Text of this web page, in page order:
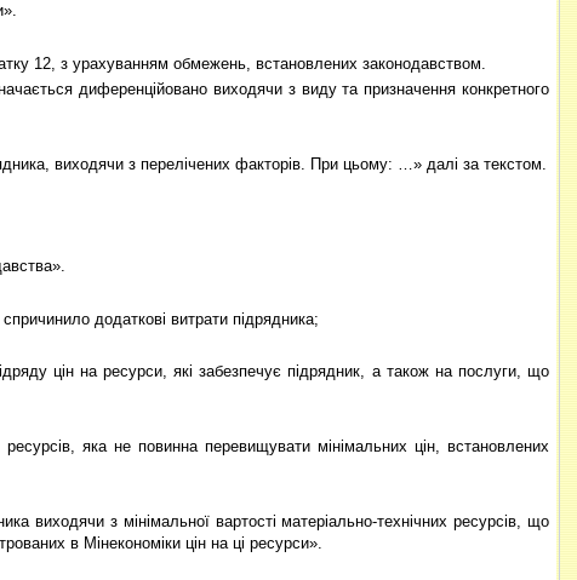
12, з урахуванням обмежень, встановлених законодавством.
диференційовано виходячи з виду та призначення конкретного
виходячи з перелічених факторів. При цьому: …» далі за текстом.
додаткові витрати підрядника;
цін на ресурси, які забезпечує підрядник, а також на послуги, що
яка не повинна перевищувати мінімальних цін, встановлених
виходячи з мінімальної вартості матеріально-технічних ресурсів, що
в Мінекономіки цін на ці ресурси».